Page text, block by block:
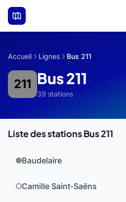
Aller au contenu principal
Accueil Lignes Bus 211
211 Bus 211
39 stations
Liste des stations Bus 211
Baudelaire
Camille Saint-Saëns